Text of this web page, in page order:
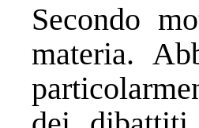
Secondo
materia.